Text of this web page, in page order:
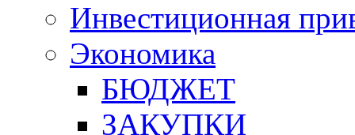
Инвестиционная
Экономика
БЮДЖЕТ
ЗАКУПКИ